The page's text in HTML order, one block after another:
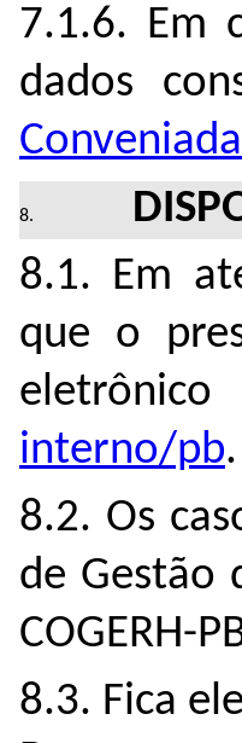
7.1.6. Em
dados
8.1. Em
que o
interno/pb.
8.2. Os
de Gestão
COGERH-
8.3. Fica